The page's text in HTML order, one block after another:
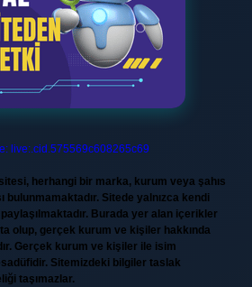
live:.cid.575569c608265c69
herhangi bir marka, kurum veya şahıs
bulunmamaktadır. Sitede yalnızca kendi
paylaşılmaktadır. Burada yer alan içerikler
olup, gerçek kurum ve kişiler hakkında
Gerçek kurum ve kişiler ile isim
Sitemizdeki bilgiler taslak
taşımazlar.